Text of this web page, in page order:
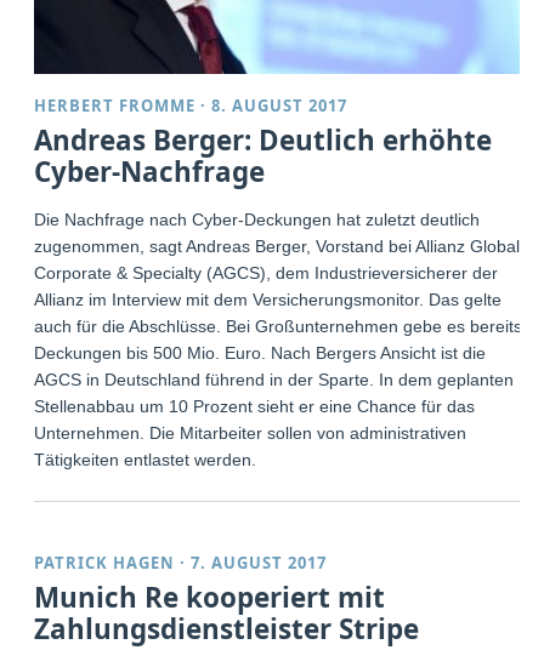
HERBERT FROMME ·8. AUGUST 2017
Andreas Berger: Deutlich erhöhte
Cyber-Nachfrage
Die Nachfrage nach Cyber-Deckungen hat zuletzt deutlich
zugenommen, sagt Andreas Berger, Vorstand bei Allianz Global
Corporate & Specialty (AGCS), dem Industrieversicherer der
Allianz im Interview mit dem Versicherungsmonitor. Das gelte
auch für die Abschlüsse. Bei Großunternehmen gebe es bereits
Deckungen bis 500 Mio. Euro. Nach Bergers Ansicht ist die
AGCS in Deutschland führend in der Sparte. In dem geplanten
Stellenabbau um 10 Prozent sieht er eine Chance für das
Unternehmen. Die Mitarbeiter sollen von administrativen
Tätigkeiten entlastet werden.
PATRICK HAGEN ·7. AUGUST 2017
Munich Re kooperiert mit
Zahlungsdienstleister Stripe